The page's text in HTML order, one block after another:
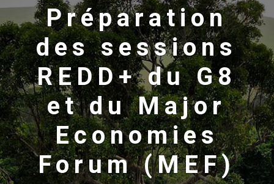
Préparation
des sessions
REDD+ du G8
et du Major
Economies
Forum (MEF)